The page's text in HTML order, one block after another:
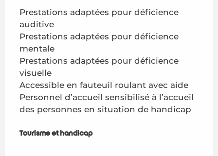
Prestations adaptées pour déficience
auditive
Prestations adaptées pour déficience
mentale
Prestations adaptées pour déficience
visuelle
Accessible en fauteuil roulant avec aide
Personnel d’accueil sensibilisé à l’accueil
des personnes en situation de handicap
Tourisme et handicap
Tourisme et handicap